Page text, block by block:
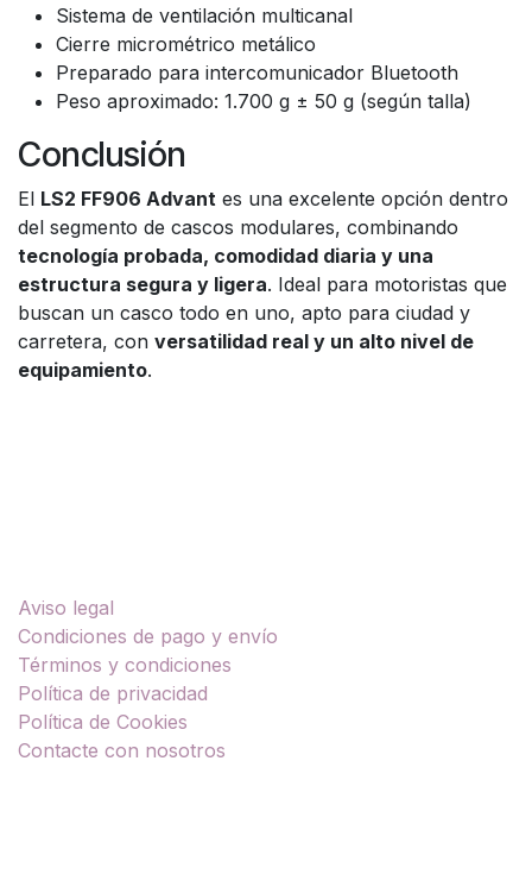
Sistema de ventilación multicanal
Cierre micrométrico metálico
Preparado para intercomunicador Bluetooth
Peso aproximado: 1.700 g ± 50 g (según talla)
Conclusión
El LS2 FF906 Advant es una excelente opción dentro
del segmento de cascos modulares, combinando
tecnología probada, comodidad diaria y una
estructura segura y ligera. Ideal para motoristas que
buscan un casco todo en uno, apto para ciudad y
carretera, con versatilidad real y un alto nivel de
equipamiento.
Aviso legal
Condiciones de pago y envío
Términos y condiciones
Política de privacidad
Política de Cookies
Contacte con nosotros